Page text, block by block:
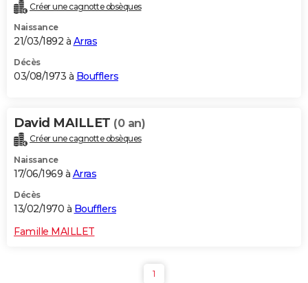
Créer une cagnotte obsèques
Naissance
21/03/1892 à Arras
Décès
03/08/1973 à Boufflers
David MAILLET (0 an)
Créer une cagnotte obsèques
Naissance
17/06/1969 à Arras
Décès
13/02/1970 à Boufflers
Famille MAILLET
1